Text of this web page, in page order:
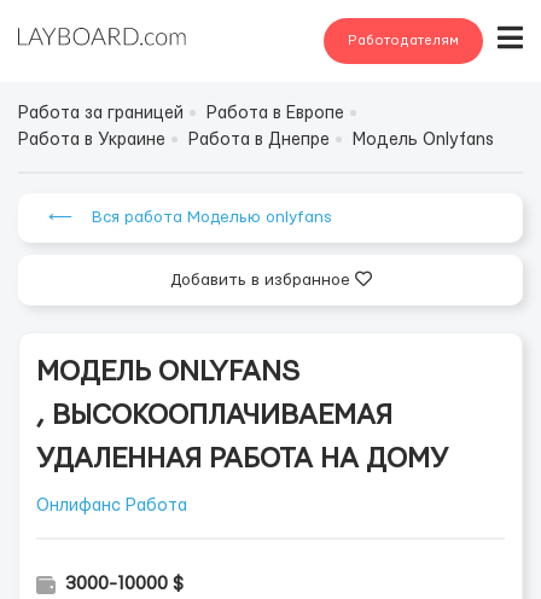
Работодателям
Работа за границей
Работа в Европе
Работа в Украине
Работа в Днепре Модель Onlyfans
⟵ Вся работа Моделью onlyfans
Добавить в избранное
МОДЕЛЬ ONLYFANS
, ВЫСОКООПЛАЧИВАЕМАЯ
УДАЛЕННАЯ РАБОТА НА ДОМУ
Онлифанс Работа
3000-10000 $